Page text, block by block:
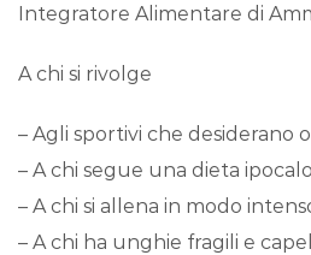
Integratore Alimentare di
A chi si rivolge
– Agli sportivi che desiderano
– A chi segue una dieta
– A chi si allena in modo
– A chi ha unghie fragili e